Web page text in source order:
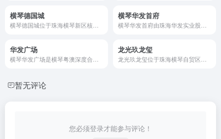
横琴德国城 横琴华发首府
华发广场 龙光玖龙玺
暂无评论
您必须登录才能参与评论！